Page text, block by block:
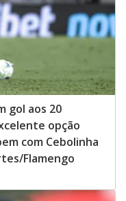
gol aos 20
opção
com Cebolinha
Flamengo